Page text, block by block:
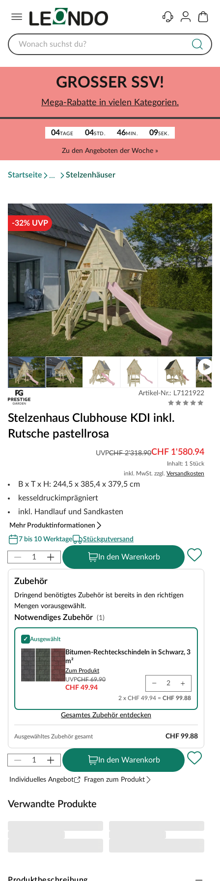
KontaktKonto
04TAGE 04STD. 46MIN. 09SEK.
Zu den Angeboten der Woche »
GROSSER SSV!
Mega-Rabatte in vielen Kategorien.
Startseite Stelzenhäuser
-32% UVP
Artikel-Nr.: L7121922
Stelzenhaus Clubhouse KDI inkl.
Rutsche pastellrosa
UVPCHF 2'318.90CHF 1'580.94
Inhalt: 1 Stück
inkl. MwSt. zzgl. Versandkosten
B x T x H: 244,5 x 385,4 x 379,5 cm
kesseldruckimprägniert
inkl. Handlauf und Sandkasten
Mehr Produktinformationen
7 bis 10 Werktage
Stückgutversand
In den Warenkorb
Zubehör
Dringend benötigtes Zubehör ist bereits in den richtigen
Mengen vorausgewählt.
Notwendiges Zubehör (1)
✓ Ausgewählt
Bitumen-Rechteckschindeln in Schwarz, 3 m²
Bitumen-Rechteckschindeln in Schwarz, 3
m²
Zum Produkt
UVPCHF 69.90
CHF 49.94
2 x CHF 49.94 = CHF 99.88
Gesamtes Zubehör entdecken
Ausgewähltes Zubehör gesamt CHF 99.88
In den Warenkorb
Individuelles Angebot Fragen zum Produkt
Verwandte Produkte